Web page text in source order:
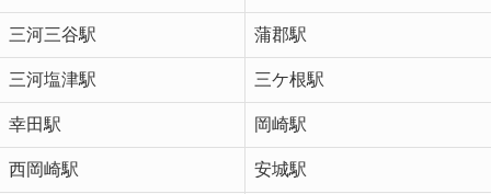
三河三谷駅 蒲郡駅
三河塩津駅 三ケ根駅
幸田駅 岡崎駅
西岡崎駅 安城駅